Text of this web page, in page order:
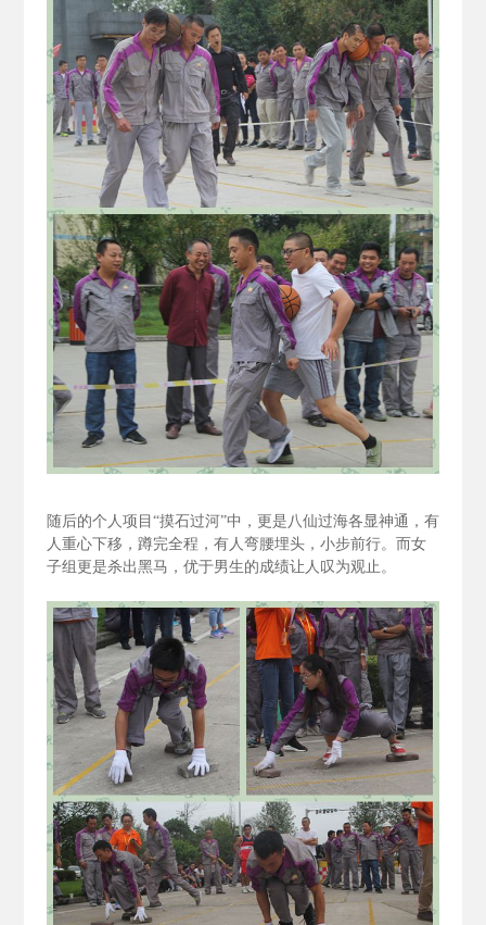
随后的个人项目“摸石过河”中，更是八仙过海各显神通，有
人重心下移，蹲完全程，有人弯腰埋头，小步前行。而女
子组更是杀出黑马，优于男生的成绩让人叹为观止。